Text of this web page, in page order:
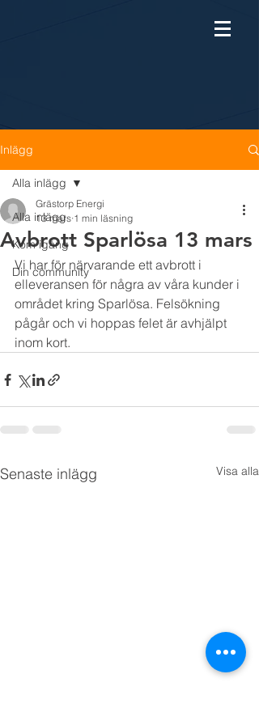
Inlägg
Alla inlägg
Kom igång
Din community
Alla inlägg
Avbrott Sparlösa 13 mars
Grästorp Energi
13 mars 1 min läsning
Vi har för närvarande ett avbrott i
elleveransen för några av våra kunder i
området kring Sparlösa. Felsökning
pågår och vi hoppas felet är avhjälpt
inom kort.
Senaste inlägg Visa alla